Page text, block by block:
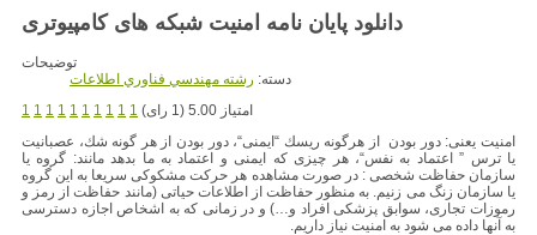
دانلود پایان نامه امنیت شبکه های کامپیوتری
توضیحات
دسته: رشته مهندسي فناوري اطلاعات
1 1 1 1 1 1 1 1 1 1
امتیاز 5.00 (1 رای)
امنیت یعنی: دور بودن از هرگونه ریسك “ایمنی“، دور بودن از هر گونه شك، عصبانیت
یا ترس ” اعتماد به نفس“، هر چیزی كه ایمنی و اعتماد به ما بدهد مانند: گروه یا
سازمان حفاظت شخصی : در صورت مشاهده هر حركت مشكوكی سریعا به این گروه
یا سازمان زنگ می زنیم. به منظور حفاظت از اطلاعات حیاتی (مانند حفاظت از رمز و
رموزات تجاری، سوابق پزشكی افراد و…) و در زمانی كه به اشخاص اجازه دسترسی
به آنها داده می شود به امنیت نیاز داریم.